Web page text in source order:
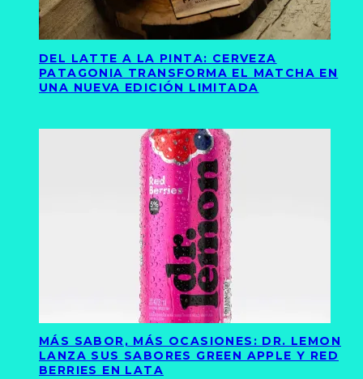
DEL LATTE A LA PINTA: CERVEZA
PATAGONIA TRANSFORMA EL MATCHA EN
UNA NUEVA EDICIÓN LIMITADA
MÁS SABOR, MÁS OCASIONES: DR. LEMON
LANZA SUS SABORES GREEN APPLE Y RED
BERRIES EN LATA